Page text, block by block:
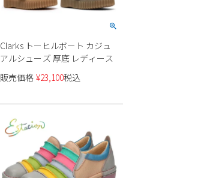
Clarks トーヒルボート カジュ
アルシューズ 厚底 レディース
販売価格 ¥23,100税込